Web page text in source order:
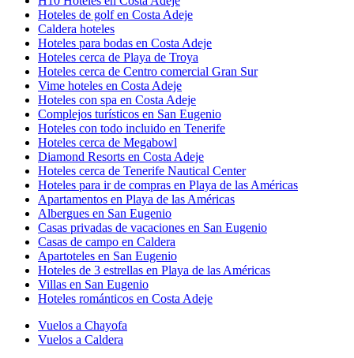
Hoteles de golf en Costa Adeje
Caldera hoteles
Hoteles para bodas en Costa Adeje
Hoteles cerca de Playa de Troya
Hoteles cerca de Centro comercial Gran Sur
Vime hoteles en Costa Adeje
Hoteles con spa en Costa Adeje
Complejos turísticos en San Eugenio
Hoteles con todo incluido en Tenerife
Hoteles cerca de Megabowl
Diamond Resorts en Costa Adeje
Hoteles cerca de Tenerife Nautical Center
Hoteles para ir de compras en Playa de las Américas
Apartamentos en Playa de las Américas
Albergues en San Eugenio
Casas privadas de vacaciones en San Eugenio
Casas de campo en Caldera
Apartoteles en San Eugenio
Hoteles de 3 estrellas en Playa de las Américas
Villas en San Eugenio
Hoteles románticos en Costa Adeje
Vuelos a Chayofa
Vuelos a Caldera